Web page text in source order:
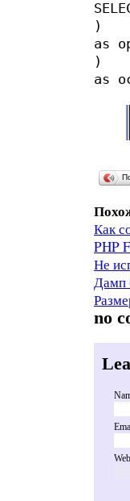
)
as
)
as
Как
PHP
Не
Дамп
no